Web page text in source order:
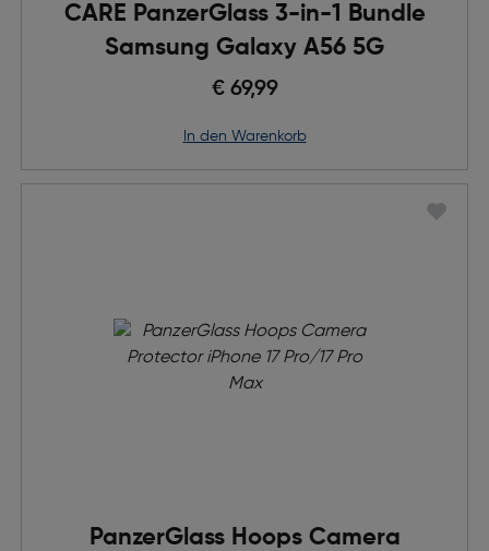
CARE PanzerGlass 3-in-1 Bundle
Samsung Galaxy A56 5G
€ 69,99
in den Warenkorb
PanzerGlass Hoops Camera